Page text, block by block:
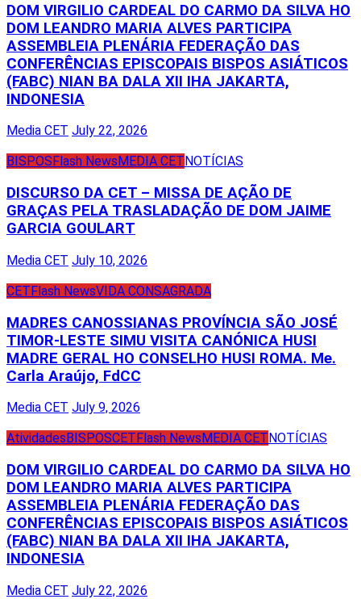
DOM VIRGILIO CARDEAL DO CARMO DA SILVA HO
DOM LEANDRO MARIA ALVES PARTICIPA
ASSEMBLEIA PLENÁRIA FEDERAÇÃO DAS
CONFERÊNCIAS EPISCOPAIS BISPOS ASIÁTICOS
(FABC) NIAN BA DALA XII IHA JAKARTA,
INDONESIA
Media CET July 22, 2026
BISPOS Flash News MEDIA CET NOTÍCIAS
DISCURSO DA CET – MISSA DE AÇÃO DE
GRAÇAS PELA TRASLADAÇÃO DE DOM JAIME
GARCIA GOULART
Media CET July 10, 2026
CETFlash NewsVIDA CONSAGRADA
MADRES CANOSSIANAS PROVÍNCIA SÃO JOSÉ
TIMOR-LESTE SIMU VISITA CANÓNICA HUSI
MADRE GERAL HO CONSELHO HUSI ROMA. Me.
Carla Araújo, FdCC
Media CET July 9, 2026
Atividades BISPOSCET Flash News MEDIA CET NOTÍCIAS
DOM VIRGILIO CARDEAL DO CARMO DA SILVA HO
DOM LEANDRO MARIA ALVES PARTICIPA
ASSEMBLEIA PLENÁRIA FEDERAÇÃO DAS
CONFERÊNCIAS EPISCOPAIS BISPOS ASIÁTICOS
(FABC) NIAN BA DALA XII IHA JAKARTA,
INDONESIA
Media CET July 22, 2026